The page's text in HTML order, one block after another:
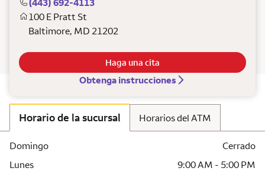
(443) 692-4113
100 E Pratt St
Baltimore, MD 21202
Obtenga instrucciones
Haga una cita
Horario de la sucursal Horarios del ATM
Domingo
Cerrado
Lunes
9:00 AM - 5:00 PM